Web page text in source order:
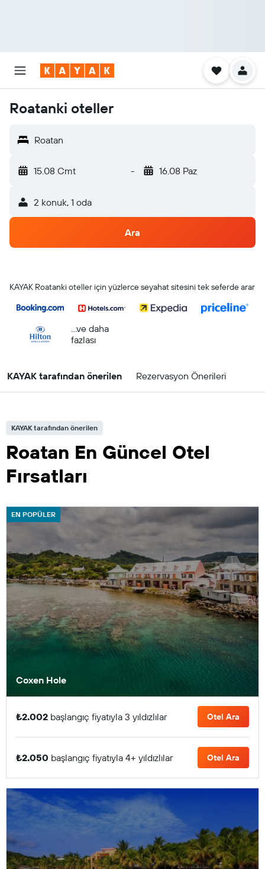
Roatanki oteller
Roatan
15.08 Cmt - 16.08 Paz
2 konuk, 1 oda
Ara
KAYAK Roatanki oteller için yüzlerce seyahat sitesini tek seferde arar
...ve daha
fazlası
KAYAK tarafından önerilen Rezervasyon Önerileri
KAYAK tarafından önerilen
Roatan En Güncel Otel
Fırsatları
EN POPÜLER
Coxen Hole
₺2.002 başlangıç fiyatıyla 3 yıldızlılar Otel Ara
₺2.050 başlangıç fiyatıyla 4+ yıldızlılar Otel Ara